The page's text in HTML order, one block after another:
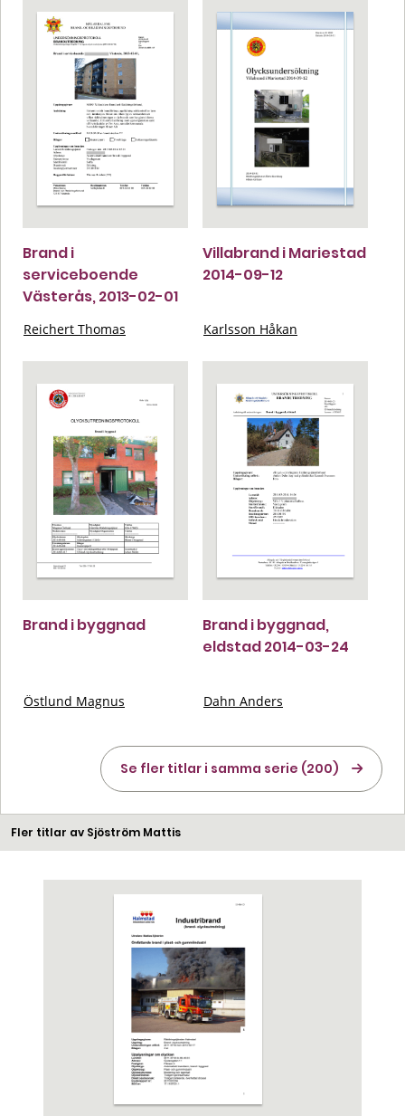
Brand i
serviceboende
Västerås, 2013-02-01
Reichert Thomas
Villabrand i Mariestad
2014-09-12
Karlsson Håkan
Brand i byggnad
Östlund Magnus
Brand i byggnad,
eldstad 2014-03-24
Dahn Anders
Se fler titlar i samma serie (200)
Fler titlar av Sjöström Mattis